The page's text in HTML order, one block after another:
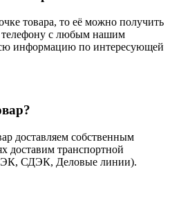
товара, то её можно получить
телефону с любым нашим
информацию по интересующей
доставляем собственным
доставим транспортной
СДЭК, Деловые линии).